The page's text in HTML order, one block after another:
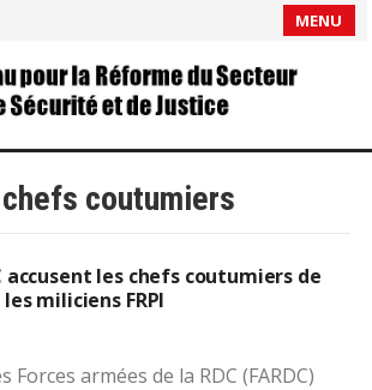
MENU
chefs coutumiers
accusent les chefs coutumiers de
miliciens FRPI
Forces armées de la RDC (FARDC)